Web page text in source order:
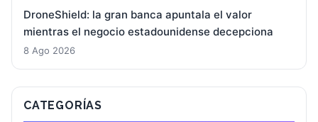
DroneShield: la gran banca apuntala el valor
mientras el negocio estadounidense decepciona
8 Ago 2026
CATEGORÍAS